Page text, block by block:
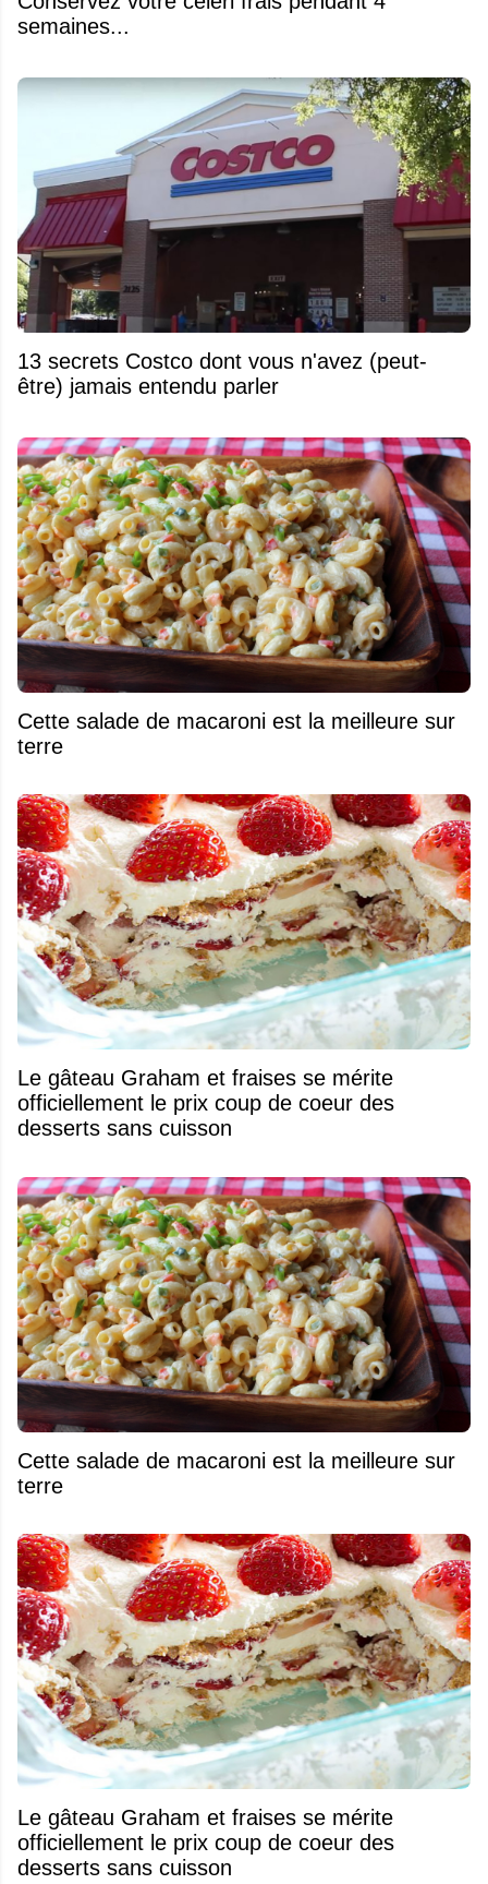
semaines...
13 secrets Costco dont vous n'avez (peut-
être) jamais entendu parler
Cette salade de macaroni est la meilleure sur
terre
Le gâteau Graham et fraises se mérite
officiellement le prix coup de coeur des
desserts sans cuisson
Cette salade de macaroni est la meilleure sur
terre
Le gâteau Graham et fraises se mérite
officiellement le prix coup de coeur des
desserts sans cuisson